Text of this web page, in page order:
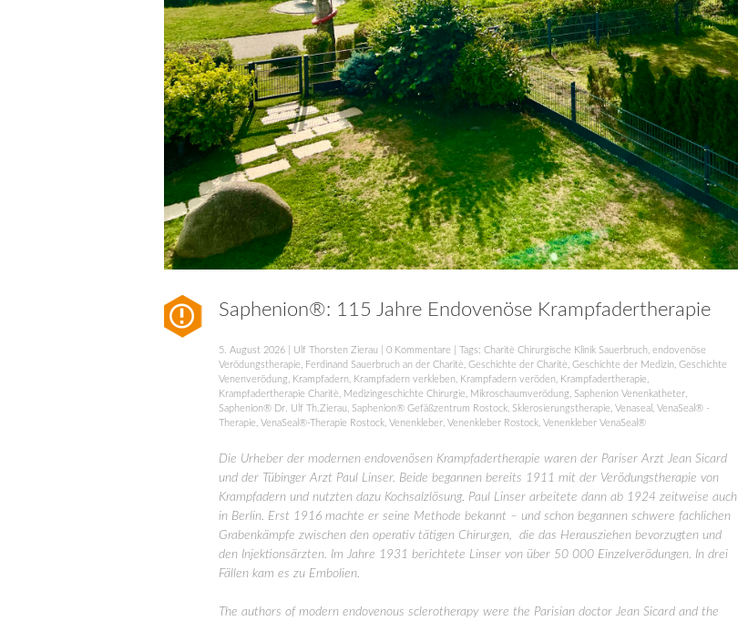
Saphenion®: 115 Jahre Endovenöse Krampfadertherapie
5. August 2026 Ulf Thorsten Zierau 0 Kommentare | Tags: Charitè Chirurgische Klinik Sauerbruch, endovenöse
Verödungstherapie, Ferdinand Sauerbruch an der Charitè, Geschichte der Charitè, Geschichte der Medizin, Geschichte
Venenverödung, Krampfadern, Krampfadern verkleben, Krampfadern veröden, Krampfadertherapie,
Krampfadertherapie Charitè, Medizingeschichte Chirurgie, Mikroschaumverödung, Saphenion Venenkatheter,
Saphenion® Dr. Ulf Th.Zierau, Saphenion® Gefäßzentrum Rostock, Sklerosierungstherapie, Venaseal , VenaSeal® -
Therapie, VenaSeal®-Therapie Rostock, Venenkleber, Venenkleber Rostock, Venenkleber VenaSeal®
Die Urheber der modernen endovenösen Krampfadertherapie waren der Pariser Arzt Jean Sicard
und der Tübinger Arzt Paul Linser. Beide begannen bereits 1911 mit der Verödungstherapie von
Krampfadern und nutzten dazu Kochsalzlösung. Paul Linser arbeitete dann ab 1924 zeitweise auch
in Berlin. Erst 1916 machte er seine Methode bekannt – und schon begannen schwere fachlichen
Grabenkämpfe zwischen den operativ tätigen Chirurgen, die das Herausziehen bevorzugten und
den Injektionsärzten. Im Jahre 1931 berichtete Linser von über 50 000 Einzelverödungen. In drei
Fällen kam es zu Embolien.
The authors of modern endovenous sclerotherapy were the Parisian doctor Jean Sicard and the